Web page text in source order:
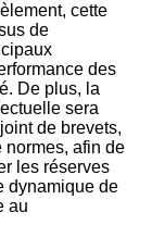
cette
de
des
De plus, la
sera
de brevets,
normes, afin de
les réserves
dynamique de
au